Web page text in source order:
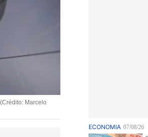
Marcelo